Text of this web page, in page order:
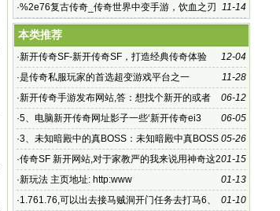
80 体力强效神水和魔
11-14
·%2e76复古传奇_传奇世界中变手游，饮血之刃
官网
本类推荐
12-04
·新开传奇SF-新开传奇SF，打造经典传奇体验
11-28
·是传奇私服玩家的首选超变游戏平台之一
06-12
·新开传奇手游发布网站,答：想找个新开的或者
马?新开传奇手游发布
06-05
·5、电脑新开传奇网址影子一些‘新开传奇ei3
05-26
·3、未知暗殿中的真BOSS：未知暗殿中真BOSS
大多都是
01-15
·传奇SF 新开网站,对于家教严的我来说用神奇这2
个传奇SF 新开网站
01-13
·新玩法 主页地址: http:www
01-10
·1.761.76,可以出去接马贼洞开门任务去打马6、